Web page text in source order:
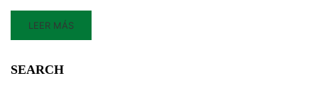
LEER MÁS
SEARCH